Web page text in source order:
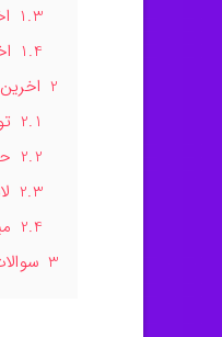
1.3
1.4
2
2.1
2.2
2.3
2.4
3